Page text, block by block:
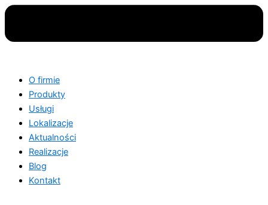
O firmie
Produkty
Usługi
Lokalizacje
Aktualności
Realizacje
Blog
Kontakt